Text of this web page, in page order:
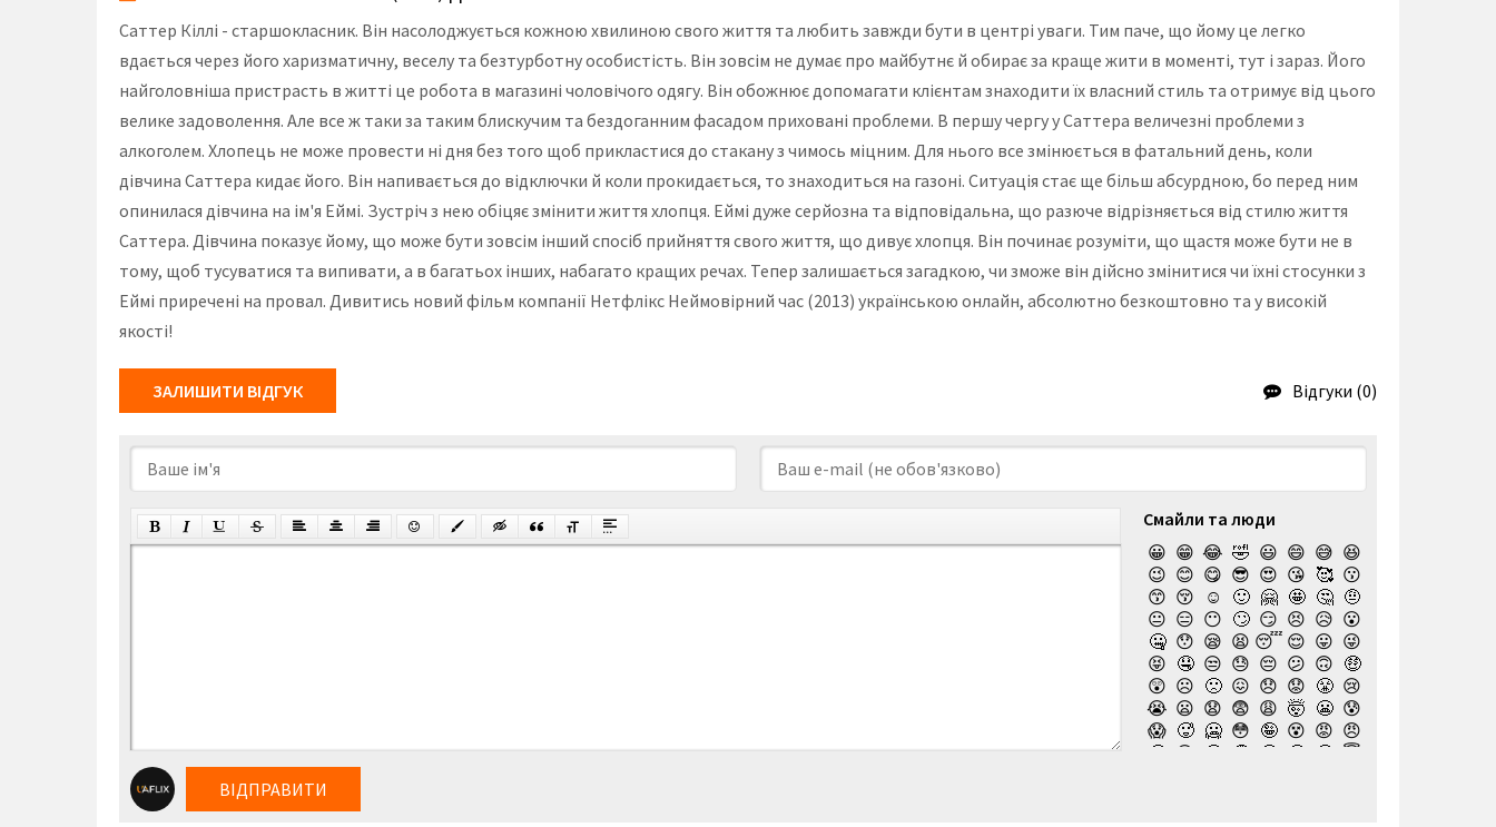
Саттер Кіллі - старшокласник. Він насолоджується кожною хвилиною свого життя та любить завжди бути в центрі уваги. Тим паче, що йому це легко
вдається через його харизматичну, веселу та безтурботну особистість. Він зовсім не думає про майбутнє й обирає за краще жити в моменті, тут і зараз. Його
найголовніша пристрасть в житті це робота в магазині чоловічого одягу. Він обожнює допомагати клієнтам знаходити їх власний стиль та отримує від цього
велике задоволення. Але все ж таки за таким блискучим та бездоганним фасадом приховані проблеми. В першу чергу у Саттера величезні проблеми з
алкоголем. Хлопець не може провести ні дня без того щоб прикластися до стакану з чимось міцним. Для нього все змінюється в фатальний день, коли
дівчина Саттера кидає його. Він напивається до відключки й коли прокидається, то знаходиться на газоні. Ситуація стає ще більш абсурдною, бо перед ним
опинилася дівчина на ім'я Еймі. Зустріч з нею обіцяє змінити життя хлопця. Еймі дуже серйозна та відповідальна, що разюче відрізняється від стилю життя
Саттера. Дівчина показує йому, що може бути зовсім інший спосіб прийняття свого життя, що дивує хлопця. Він починає розуміти, що щастя може бути не в
тому, щоб тусуватися та випивати, а в багатьох інших, набагато кращих речах. Тепер залишається загадкою, чи зможе він дійсно змінитися чи їхні стосунки з
Еймі приречені на провал. Дивитись новий фільм компанії Нетфлікс Неймовірний час (2013) українською онлайн, абсолютно безкоштовно та у високій
якості!
ЗАЛИШИТИ ВІДГУК Відгуки (0)
Смайли та люди
😀 😁 😂 🤣 😃 😄 😅 😆
😉 😊 😋 😎 😍 😘 🥰 😗
😙 😚 ☺️ 🙂 🤗 🤩 🤔 🤨
😐 😑 😶 🙄 😏 😣 😥 😮
🤐 😯 😪 😫 😴 😌 😛 😜
😝 🤤 😒 😓 😔 😕 🙃 🤑
😲 ☹️ 🙁 😖 😞 😟 😤 😢
😭 😦 😧 😨 😩 🤯 😬 😰
😱 🥵 🥶 😳 🤪 😵 😡 😠
🤬
😷 🤒 🤕 🤢 🤮 🤧 😇
ВІДПРАВИТИ